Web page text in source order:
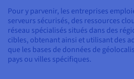
Pour y parvenir, les entreprises
serveurs sécurisés, des ressources
réseau spécialisés situés dans des
cibles, obtenant ainsi et utilisant des
que les bases de données de
pays ou villes spécifiques.